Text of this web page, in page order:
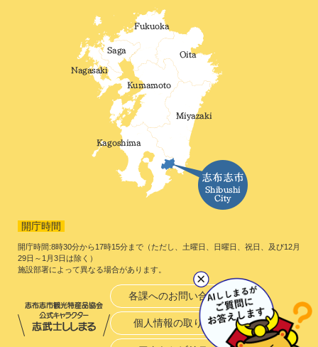
開庁時間
開庁時間:8時30分から17時15分まで（ただし、土曜日、日曜日、祝日、及び12月
29日～1月3日は除く）
施設部署によって異なる場合があります。
各課へのお問い合わせ
個人情報の取り扱い